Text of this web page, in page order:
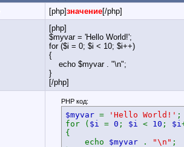
[php]значение[/php]
[php]
$myvar = 'Hello World!';
for ($i = 0; $i < 10; $i++)
{
echo $myvar . "\n";
}
[/php]
PHP код:
$myvar = 'Hello World!' ;
for ( $i = 0 ; $i < 10 ; $i
{
echo $myvar . "\n" ;